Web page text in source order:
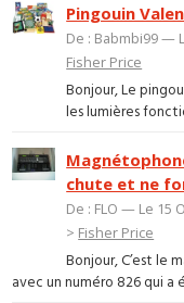
Pingouin
De : Babmbi99 —
Fisher Price
Bonjour, Le
les lumières
chute et ne
De : FLO — Le 15
> Fisher Price
Bonjour, C’est le
avec un numéro 826 qui a